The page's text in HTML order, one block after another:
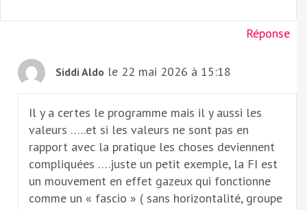
Réponse
Siddi Aldo le 22 mai 2026 à 15:18
Il y a certes le programme mais il y aussi les
valeurs …..et si les valeurs ne sont pas en
rapport avec la pratique les choses deviennent
compliquées ….juste un petit exemple, la FI est
un mouvement en effet gazeux qui fonctionne
comme un « fascio » ( sans horizontalité, groupe